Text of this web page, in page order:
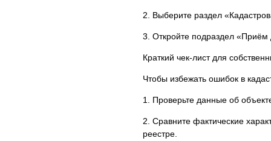
2. Выберите раздел
3. Откройте подраздел «Приём
Краткий чек-лист для
Чтобы избежать ошибок в
1. Проверьте данные об
2. Сравните фактические
реестре.